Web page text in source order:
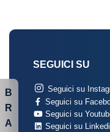
SEGUICI SU
Seguici su
Seguici su
Seguici su
Seguici su
B
R
A